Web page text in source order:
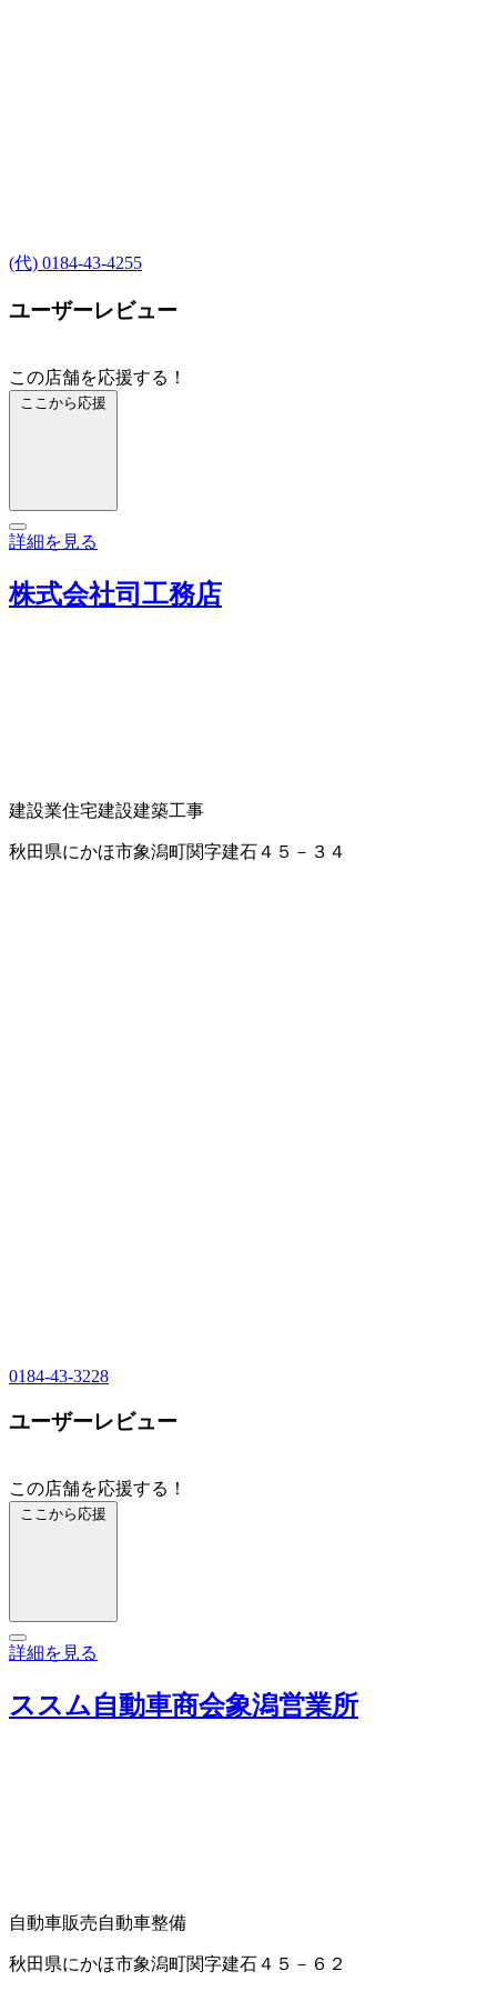
(代) 0184-43-4255
ユーザーレビュー
この店舗を応援する！
ここから応援
詳細を見る
株式会社司工務店
建設業住宅建設建築工事
秋田県にかほ市象潟町関字建石４５－３４
0184-43-3228
ユーザーレビュー
この店舗を応援する！
ここから応援
詳細を見る
ススム自動車商会象潟営業所
自動車販売自動車整備
秋田県にかほ市象潟町関字建石４５－６２